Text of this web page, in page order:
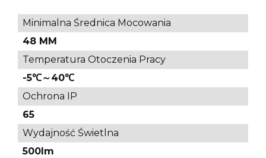
Minimalna Średnica Mocowania
48 MM
Temperatura Otoczenia Pracy
-5℃～40℃
Ochrona IP
65
Wydajność Świetlna
500lm